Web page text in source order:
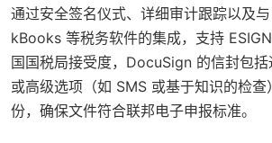
通过安全签名仪式、详细审计跟踪以及
kBooks 等税务软件的集成，支持
国国税局接受度，DocuSign 的信封包
或高级选项（如 SMS 或基于知识的检查
份，确保文件符合联邦电子申报标准。